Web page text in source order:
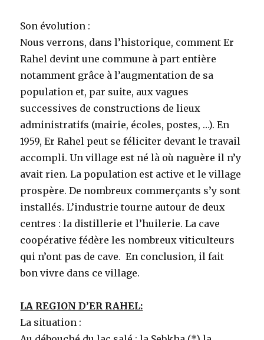
Son évolution :
Nous verrons, dans l’historique, comment Er
Rahel devint une commune à part entière
notamment grâce à l’augmentation de sa
population et, par suite, aux vagues
successives de constructions de lieux
administratifs (mairie, écoles, postes, …). En
1959, Er Rahel peut se féliciter devant le travail
accompli. Un village est né là où naguère il n’y
avait rien. La population est active et le village
prospère. De nombreux commerçants s’y sont
installés. L’industrie tourne autour de deux
centres : la distillerie et l’huilerie. La cave
coopérative fédère les nombreux viticulteurs
qui n’ont pas de cave. En conclusion, il fait
bon vivre dans ce village.
LA REGION D’ER RAHEL:
La situation :